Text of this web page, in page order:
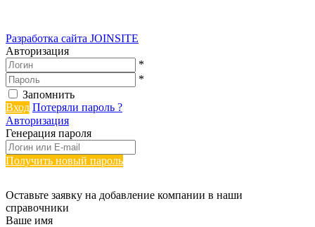
Разработка сайта JOINSITE
Авторизация
*
*
Запомнить
Вход Потеряли пароль ?
Авторизация
Генерация пароля
Получить новый пароль
Оставьте заявку на добавление компании в наши
справочники
Ваше имя